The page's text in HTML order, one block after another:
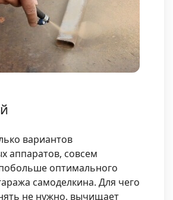
вариантов
аппаратов, совсем
оптимального
самоделкина. Для чего
не нужно, вычищает